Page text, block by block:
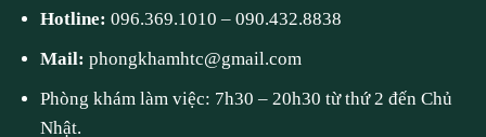
Hotline:096.369.1010 –090.432.8838
Mail:phongkhamhtc@gmail.com
Phòng khám làm việc: 7h30 – 20h30 từ thứ 2 đến Chủ
Nhật.